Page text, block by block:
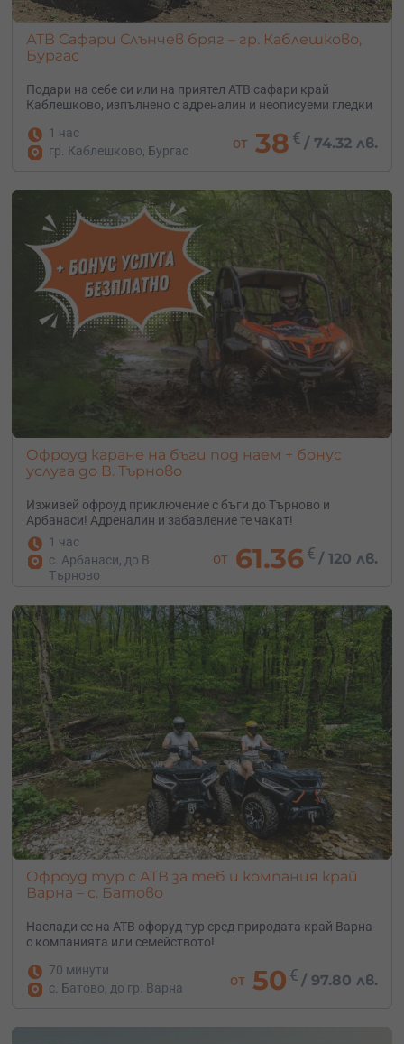
АТВ Сафари Слънчев бряг – гр. Каблешково,
Бургас
Подари на себе си или на приятел АТВ сафари край
Каблешково, изпълнено с адреналин и неописуеми гледки
1 час
гр. Каблешково, Бургас
от 38 € /74.32 лв.
Офроуд каране на бъги под наем + бонус
услуга до В. Търново
Изживей офроуд приключение с бъги до Търново и
Арбанаси! Адреналин и забавление те чакат!
1 час
с. Арбанаси, до В.
Търново
от 61.36€ / 120 лв.
Офроуд тур с АТВ за теб и компания край
Варна – с. Батово
Наслади се на АТВ офоруд тур сред природата край Варна
с компанията или семейството!
70 минути
с. Батово, до гр. Варна
от 50 € /97.80 лв.